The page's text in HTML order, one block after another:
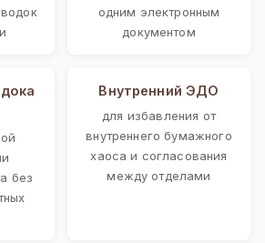
одним электронным
документом
без
Внутренний ЭДО
для избавления от
внутреннего бумажного
хаоса и согласования
между отделами